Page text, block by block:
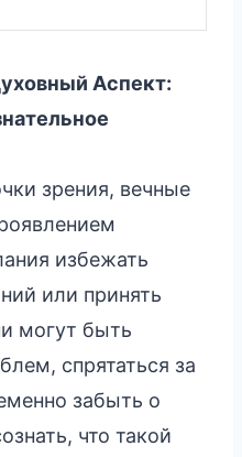
Аспект:
зрения, вечные
избежать
или принять
могут быть
спрятаться за
забыть о
что такой